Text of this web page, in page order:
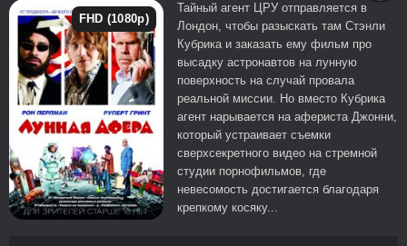
FHD (1080p)
Тайный агент ЦРУ отправляется в
Лондон, чтобы разыскать там Стэнли
Кубрика и заказать ему фильм про
высадку астронавтов на лунную
поверхность на случай провала
реальной миссии. Но вместо Кубрика
агент нарывается на афериста Джонни,
который устраивает съемки
сверхсекретного видео на стремной
студии порнофильмов, где
невесомость достигается благодаря
крепкому косяку...